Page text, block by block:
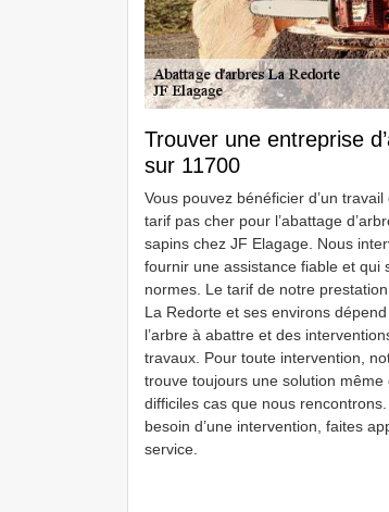
Trouver une entreprise
sur 11700
Vous pouvez bénéficier d’un
tarif pas cher pour l’abattage
sapins chez JF Elagage. Nous
fournir une assistance fiable et qui
normes. Le tarif de notre
La Redorte et ses environs
l’arbre à abattre et des
travaux. Pour toute intervention,
trouve toujours une solution même
difficiles cas que nous
besoin d’une intervention, faites
service.